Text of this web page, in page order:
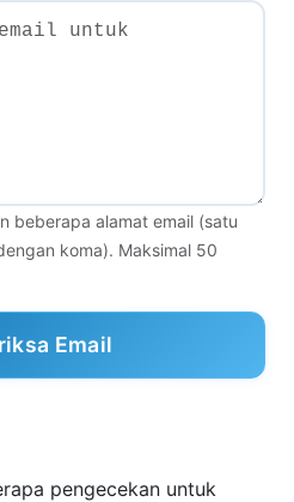
beberapa alamat email (satu
koma). Maksimal 50
Email
pengecekan untuk